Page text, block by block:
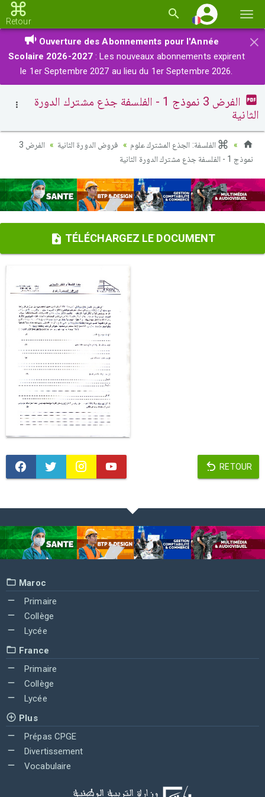
la
Retour
×
Ouverture des Abonnements pour l'Année
Scolaire 2026-2027 : Les nouveaux abonnements expirent
le 1er Septembre 2027 au lieu du 1er Septembre 2026.
الفرض 3 نموذج 1 - الفلسفة جذع مشترك الدورة
الثانية
الفلسفة: الجذع المشترك علوم فروض الدورة الثانية
الفرض 3
نموذج 1 - الفلسفة جذع مشترك الدورة الثانية
TÉLÉCHARGEZ LE DOCUMENT
RETOUR
Maroc
Primaire
Collège
Lycée
France
Primaire
Collège
Lycée
Plus
Prépas CPGE
Divertissement
Vocabulaire